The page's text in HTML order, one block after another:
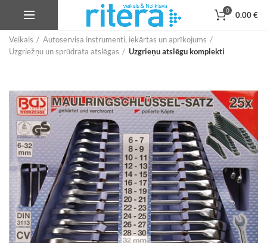
0 0.00€
Veikals
Autoservisa instrumenti, iekārtas un aprīkojums
Uzgriežņu un sprūdrata atslēgas
Uzgrieņu atslēgu komplekti